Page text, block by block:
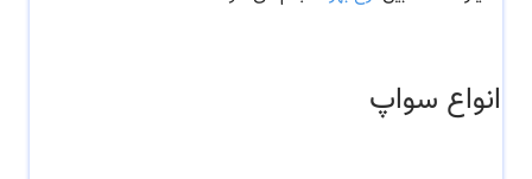
انواع سواپ